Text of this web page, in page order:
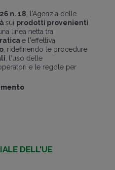
n. 18 , l'Agenzia delle
sui prodotti provenienti
linea netta tra
e l'effettiva
, ridefinendo le procedure
, l'uso delle
e le regole per
DELL'UE